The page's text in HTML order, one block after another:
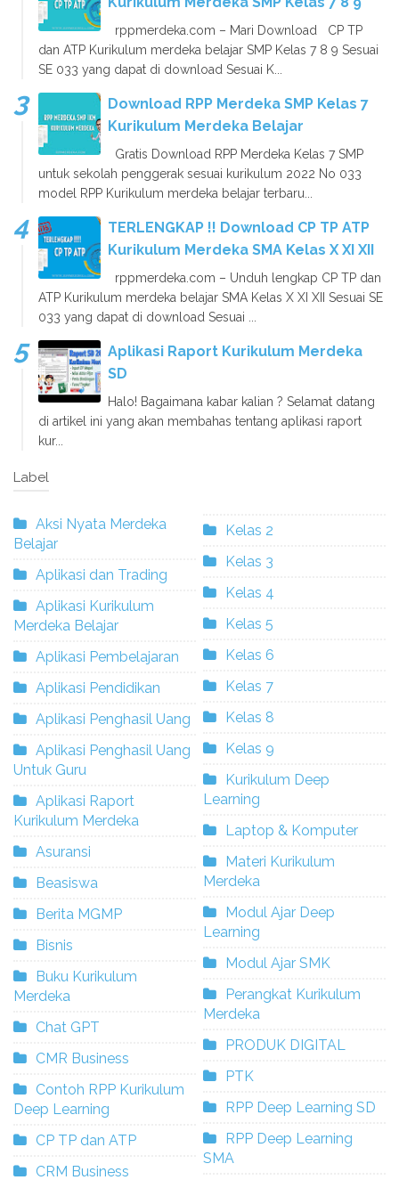
rppmerdeka.com – Mari Download CP TP
dan ATP Kurikulum merdeka belajar SMP Kelas 7 8 9 Sesuai
SE 033 yang dapat di download Sesuai K...
Download RPP Merdeka SMP Kelas 7
Kurikulum Merdeka Belajar
Gratis Download RPP Merdeka Kelas 7 SMP
untuk sekolah penggerak sesuai kurikulum 2022 No 033
model RPP Kurikulum merdeka belajar terbaru...
TERLENGKAP !! Download CP TP ATP
Kurikulum Merdeka SMA Kelas X XI XII
rppmerdeka.com – Unduh lengkap CP TP dan
ATP Kurikulum merdeka belajar SMA Kelas X XI XII Sesuai SE
033 yang dapat di download Sesuai ...
Aplikasi Raport Kurikulum Merdeka
SD
Halo! Bagaimana kabar kalian ? Selamat datang
di artikel ini yang akan membahas tentang aplikasi raport
kur...
Label
Aksi Nyata Merdeka
Belajar
Aplikasi dan Trading
Aplikasi Kurikulum
Merdeka Belajar
Aplikasi Pembelajaran
Aplikasi Pendidikan
Aplikasi Penghasil Uang
Aplikasi Penghasil Uang
Untuk Guru
Aplikasi Raport
Kurikulum Merdeka
Asuransi
Beasiswa
Berita MGMP
Bisnis
Buku Kurikulum
Merdeka
Chat GPT
CMR Business
Contoh RPP Kurikulum
Deep Learning
CP TP dan ATP
CRM Business
Kelas 2
Kelas 3
Kelas 4
Kelas 5
Kelas 6
Kelas 7
Kelas 8
Kelas 9
Kurikulum Deep
Learning
Laptop & Komputer
Materi Kurikulum
Merdeka
Modul Ajar Deep
Learning
Modul Ajar SMK
Perangkat Kurikulum
Merdeka
PRODUK DIGITAL
PTK
RPP Deep Learning SD
RPP Deep Learning
SMA